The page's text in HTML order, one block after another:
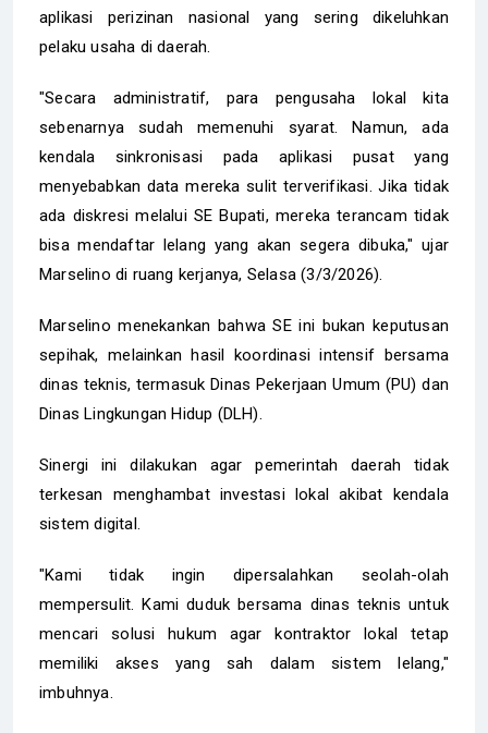
aplikasi perizinan nasional yang sering dikeluhkan
pelaku usaha di daerah.
"Secara administratif, para pengusaha lokal kita
sebenarnya sudah memenuhi syarat. Namun, ada
kendala sinkronisasi pada aplikasi pusat yang
menyebabkan data mereka sulit terverifikasi. Jika tidak
ada diskresi melalui SE Bupati, mereka terancam tidak
bisa mendaftar lelang yang akan segera dibuka," ujar
Marselino di ruang kerjanya, Selasa (3/3/2026).
Marselino menekankan bahwa SE ini bukan keputusan
sepihak, melainkan hasil koordinasi intensif bersama
dinas teknis, termasuk Dinas Pekerjaan Umum (PU) dan
Dinas Lingkungan Hidup (DLH).
Sinergi ini dilakukan agar pemerintah daerah tidak
terkesan menghambat investasi lokal akibat kendala
sistem digital.
"Kami tidak ingin dipersalahkan seolah-olah
mempersulit. Kami duduk bersama dinas teknis untuk
mencari solusi hukum agar kontraktor lokal tetap
memiliki akses yang sah dalam sistem lelang,"
imbuhnya.